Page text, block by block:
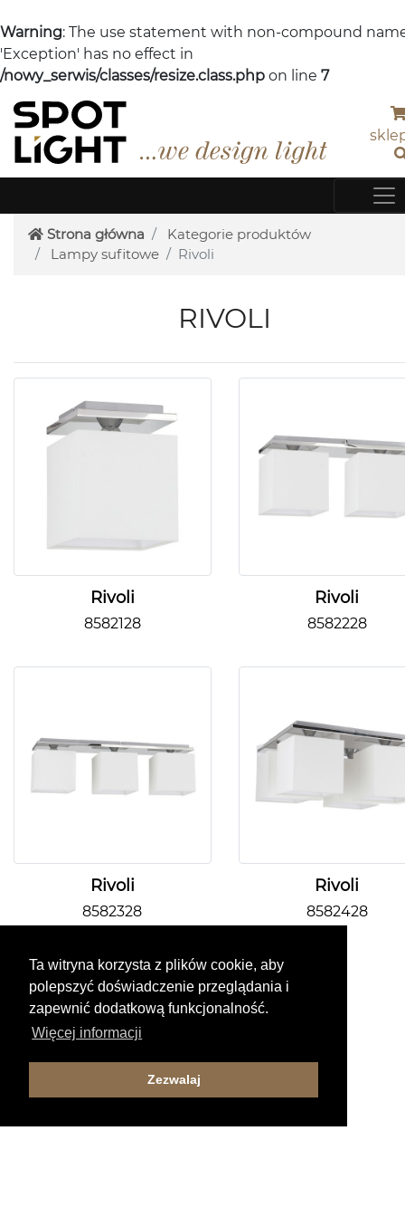
Ta witryna korzysta z plików cookie, aby
polepszyć doświadczenie przeglądania i
zapewnić dodatkową funkcjonalność.
Więcej informacji
Zezwalaj
Warning: The use statement with non-compound
'Exception' has no effect in
/nowy_serwis/classes/resize.class.php on line 7
Strona główna
Kategorie produktów
Lampy sufitowe
Rivoli
RIVOLI
Rivoli
8582128
Rivoli
8582228
Rivoli
8582328
Rivoli
8582428